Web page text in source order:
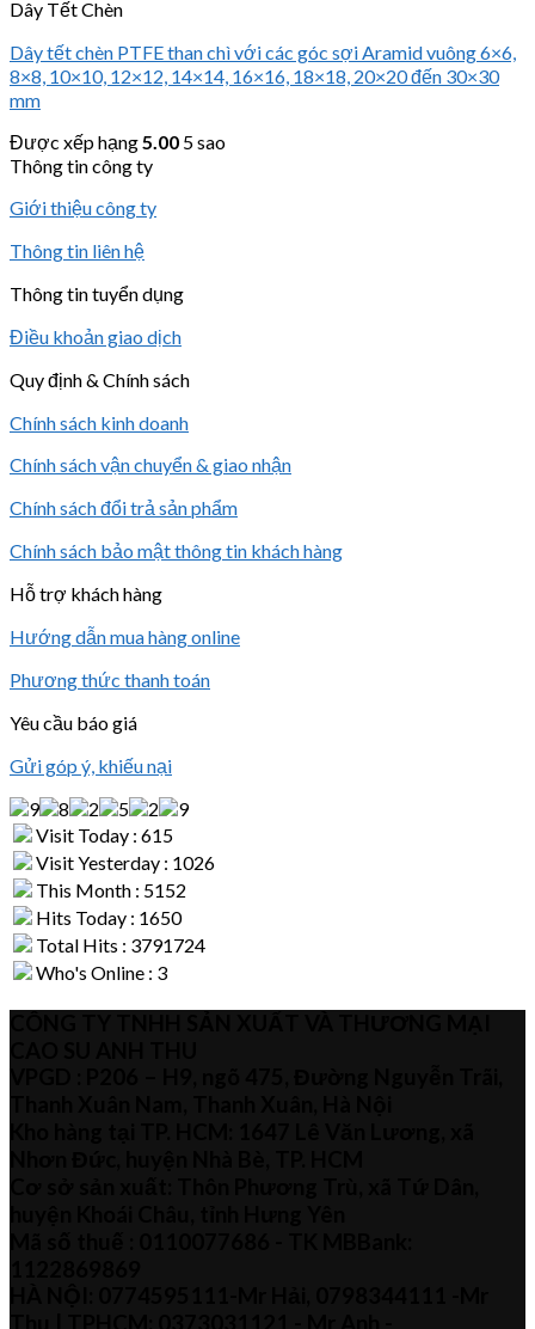
Dây Tết Chèn
Dây tết chèn PTFE than chì với các góc sợi Aramid vuông 6×6,
8×8, 10×10, 12×12, 14×14, 16×16, 18×18, 20×20 đến 30×30
mm
Được xếp hạng5.00 5 sao
Thông tin công ty
Giới thiệu công ty
Thông tin liên hệ
Thông tin tuyển dụng
Điều khoản giao dịch
Quy định & Chính sách
Chính sách kinh doanh
Chính sách vận chuyển & giao nhận
Chính sách đổi trả sản phẩm
Chính sách bảo mật thông tin khách hàng
Hỗ trợ khách hàng
Hướng dẫn mua hàng online
Phương thức thanh toán
Yêu cầu báo giá
Gửi góp ý, khiếu nại
Visit Today : 615
Visit Yesterday : 1026
This Month : 5152
Hits Today : 1650
Total Hits : 3791724
Who's Online : 3